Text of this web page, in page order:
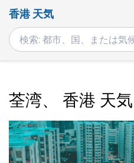
香港 天気
荃湾、 香港 天気